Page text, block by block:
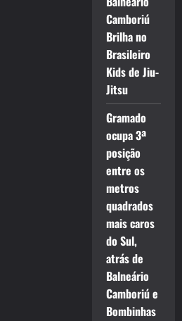
Camboriú
Brilha no
Brasileiro
Kids de Jiu-
Jitsu
Gramado
ocupa 3ª
posição
entre os
metros
quadrados
mais caros
do Sul,
atrás de
Balneário
Camboriú e
Bombinhas